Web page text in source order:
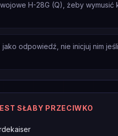
H-28G (Q), żeby wymusić
jako odpowiedź, nie inicjuj nim
SŁABY PRZECIWKO